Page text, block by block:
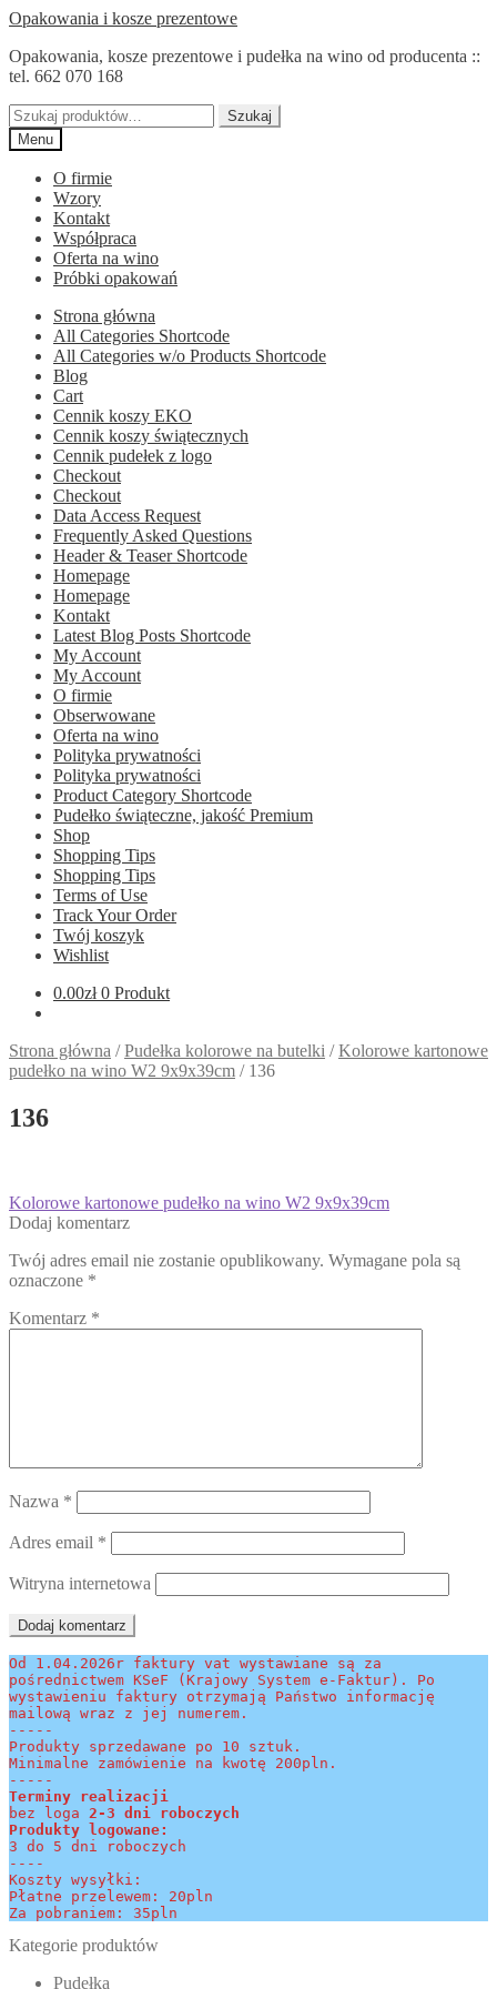
Przejdź
nawigacji
Przejdź
treści
Opakowania i kosze prezentowe
Opakowania, kosze prezentowe i pudełka na wino od producenta ::
tel. 662 070 168
Szukaj:
Szukaj
Menu
O firmie
Wzory
Kontakt
Współpraca
Oferta na wino
Próbki opakowań
Strona główna
All Categories Shortcode
All Categories w/o Products Shortcode
Blog
Cart
Cennik koszy EKO
Cennik koszy świątecznych
Cennik pudełek z logo
Checkout
Checkout
Data Access Request
Frequently Asked Questions
Header & Teaser Shortcode
Homepage
Homepage
Kontakt
Latest Blog Posts Shortcode
My Account
My Account
O firmie
Obserwowane
Oferta na wino
Polityka prywatności
Polityka prywatności
Product Category Shortcode
Pudełko świąteczne, jakość Premium
Shop
Shopping Tips
Shopping Tips
Terms of Use
Track Your Order
Twój koszyk
Wishlist
0.00zł 0 Produkt
Strona główna /Pudełka kolorowe na butelki /Kolorowe kartonowe
pudełko na wino W2 9x9x39cm / 136
136
Nawigacja
wpisu
Poprzedni
wpis:
Kolorowe kartonowe pudełko na wino W2 9x9x39cm
Dodaj komentarz
Twój adres email nie zostanie opublikowany. Wymagane pola są
oznaczone *
Komentarz *
Nazwa *
Adres email *
Witryna internetowa
Od 1.04.2026r faktury vat wystawiane są za
pośrednictwem KSeF (Krajowy System e-Faktur). Po
wystawieniu faktury otrzymają Państwo informację
mailową wraz z jej numerem.
-----
Produkty sprzedawane po 10 sztuk.
Minimalne zamówienie na kwotę 200pln.
-----
Terminy realizacji
bez loga 2-3 dni roboczych
Produkty logowane:
3 do 5 dni roboczych
----
Koszty wysyłki:
Płatne przelewem: 20pln
Za pobraniem: 35pln
Kategorie produktów
Pudełka